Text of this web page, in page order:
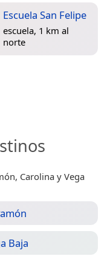
Escuela San Felipe
escuela, 1 km al
norte
Carolina y Vega
Baja